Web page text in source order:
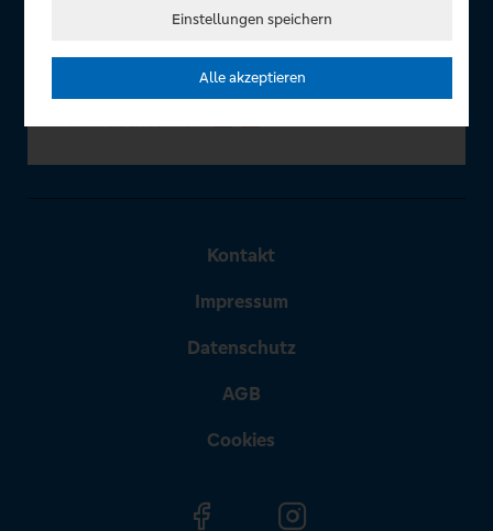
In Zusammenarbeit mit
Kontakt
Impressum
Datenschutz
AGB
Cookies
Einstellungen speichern
Alle akzeptieren